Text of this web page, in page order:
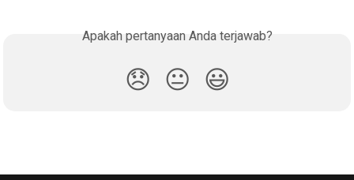
Apakah pertanyaan Anda terjawab?
😞 😐 😃